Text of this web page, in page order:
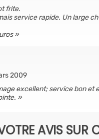
frite.
service rapide. Un large
2009
excellent; service bon et
AVIS SUR